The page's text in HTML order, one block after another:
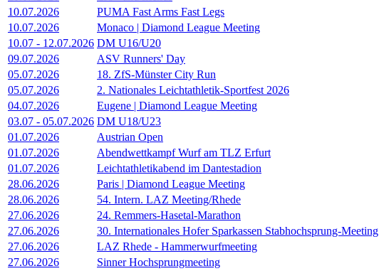
10.07.2026
PUMA Fast Arms Fast Legs
10.07.2026
Monaco | Diamond League Meeting
10.07 - 12.07.2026 DM U16/U20
09.07.2026
ASV Runners' Day
05.07.2026
18. ZfS-Münster City Run
05.07.2026
2. Nationales Leichtathletik-Sportfest 2026
04.07.2026
Eugene | Diamond League Meeting
03.07 - 05.07.2026 DM U18/U23
01.07.2026
Austrian Open
01.07.2026
Abendwettkampf Wurf am TLZ Erfurt
01.07.2026
Leichtathletikabend im Dantestadion
28.06.2026
Paris | Diamond League Meeting
28.06.2026
54. Intern. LAZ Meeting/Rhede
27.06.2026
24. Remmers-Hasetal-Marathon
27.06.2026
30. Internationales Hofer Sparkassen Stabhochsprung-Meeting
27.06.2026
LAZ Rhede - Hammerwurfmeeting
27.06.2026
Sinner Hochsprungmeeting